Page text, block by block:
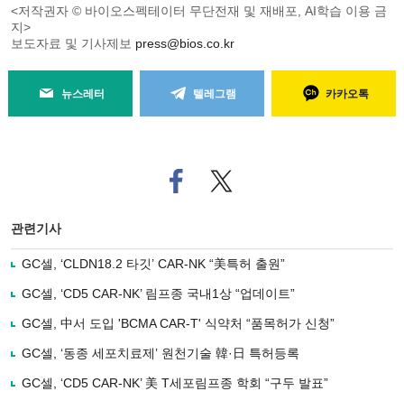
<저작권자 © 바이오스펙테이터 무단전재 및 재배포, AI학습 이용 금
지>
보도자료 및 기사제보 press@bios.co.kr
뉴스레터 텔레그램 카카오톡
페
이
로
사
유
기
트위
터로
관련기사
GC셀, ‘CLDN18.2 타깃’ CAR-NK “美특허 출원”
GC셀, ‘CD5 CAR-NK’ 림프종 국내1상 “업데이트”
GC셀, 中서 도입 'BCMA CAR-T' 식약처 “품목허가 신청”
GC셀, ‘동종 세포치료제’ 원천기술 韓·日 특허등록
GC셀, ‘CD5 CAR-NK’ 美 T세포림프종 학회 “구두 발표”